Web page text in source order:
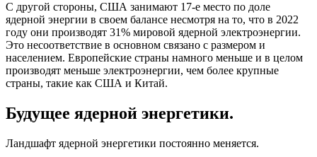
С другой стороны, США занимают 17-е место по доле
ядерной энергии в своем балансе несмотря на то, что в 2022
году они производят 31% мировой ядерной электроэнергии.
Это несоответствие в основном связано с размером и
населением. Европейские страны намного меньше и в целом
производят меньше электроэнергии, чем более крупные
страны, такие как США и Китай.
Будущее ядерной энергетики.
Ландшафт ядерной энергетики постоянно меняется.